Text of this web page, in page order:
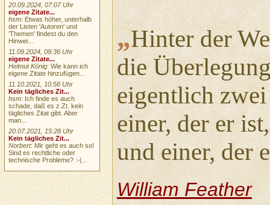
„Hinter der
die
eigentlich
einer, der er ist,
und einer, der
William Feather
20.09.2024, 07:07 Uhr
eigene Zitate...
hsm: Etwas höher, unterhalb
der Listen 'Autoren' und
'Themen' findest du den
Hinwei...
11.09.2024, 09:36 Uhr
eigene Zitate...
Helmut König: Wie kann ich
eigene Zitate hinzufügen...
11.10.2021, 10:56 Uhr
Kein tägliches Zit...
hsm: Ich finde es auch
schade, daß es z.Zt. kein
tägliches Zitat gibt. Aber
man...
20.07.2021, 15:28 Uhr
Kein tägliches Zit...
Norbert: Mir geht es auch so!
Sind es rechtliche oder
technische Probleme? :-(...